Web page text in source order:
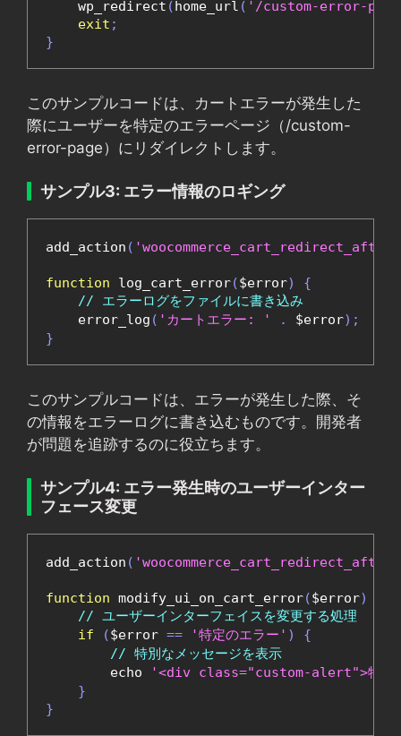
    wp_redirect
(home_url ( '/custom-error-
exit ;
}
このサンプルコードは、カートエラーが発生した
際にユーザーを特定のエラーページ（/custom-
error-page）にリダイレクトします。
サンプル3: エラー情報のロギング
add_action (
function log_cart_error($error)
{
// エラーログをファイルに書き込み
    error_log
( 'カートエラー: ' . $error);
}
このサンプルコードは、エラーが発生した際、そ
の情報をエラーログに書き込むものです。開発者
が問題を追跡するのに役立ちます。
サンプル4: エラー発生時のユーザーインター
フェース変更
add_action (
function modify_ui_on_cart_error($error)
// ユーザーインターフェイスを変更する処理
if
($error == '特定のエラー' )
{
// 特別なメッセージを表示
        echo
'<div class="custom-alert">特定の
}
}